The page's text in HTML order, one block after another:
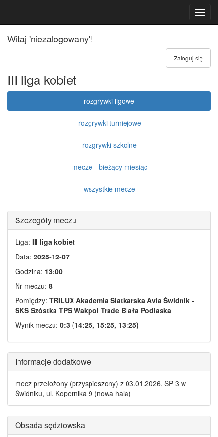
Witaj 'niezalogowany'!
Zaloguj się
III liga kobiet
rozgrywki ligowe
rozgrywki turniejowe
rozgrywki szkolne
mecze - bieżący miesiąc
wszystkie mecze
Szczegóły meczu
Liga: III liga kobiet
Data: 2025-12-07
Godzina: 13:00
Nr meczu: 8
Pomiędzy: TRILUX Akademia Siatkarska Avia Świdnik -
SKS Szóstka TPS Wakpol Trade Biała Podlaska
Wynik meczu: 0:3 (14:25, 15:25, 13:25)
Informacje dodatkowe
mecz przełożony (przyspieszony) z 03.01.2026, SP 3 w
Świdniku, ul. Kopernika 9 (nowa hala)
Obsada sędziowska